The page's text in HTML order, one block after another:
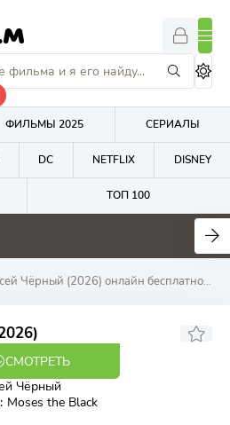
ФИЛЬМЫ 2025 СЕРИАЛЫ
DC NETFLIX DISNEY
ТОП 100
Чёрный (2026) онлайн бесплатно на LordFilm
СМОТРЕТЬ
Чёрный
: Moses the Black